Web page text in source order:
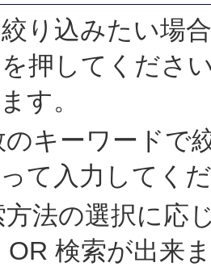
り込みたい場
押してくださ
す。
キーワードで
て入力してく
法の選択に応
OR 検索が出来